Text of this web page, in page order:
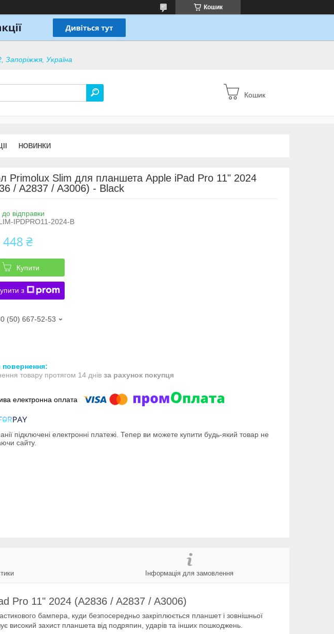
Кошик
Запоріжжя, Україна
Кошик
НОВИНКИ
Primolux Slim для планшета Apple iPad Pro 11" 2024
/ A2837 / A3006) - Black
до відправки
IPDPRO11-2024-B
448 ₴
Купити
з
(50) 667-52-53
товару протягом 14 днів за рахунок покупця
підключені електронні платежі. Тепер ви можете купити будь-який товар не
сайту.
Інформація для замовлення
Pro 11" 2024 (A2836 / A2837 / A3006)
бампера, куди безпосередньо закріплюється планшет і зовнішньої
захист планшета від подряпин, ударів та інших пошкоджень.